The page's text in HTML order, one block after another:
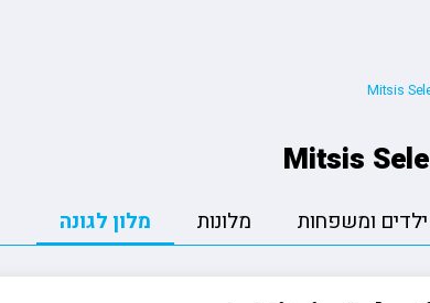
Mitsis
ילדים ומשפחות מלונות מלון לגונה